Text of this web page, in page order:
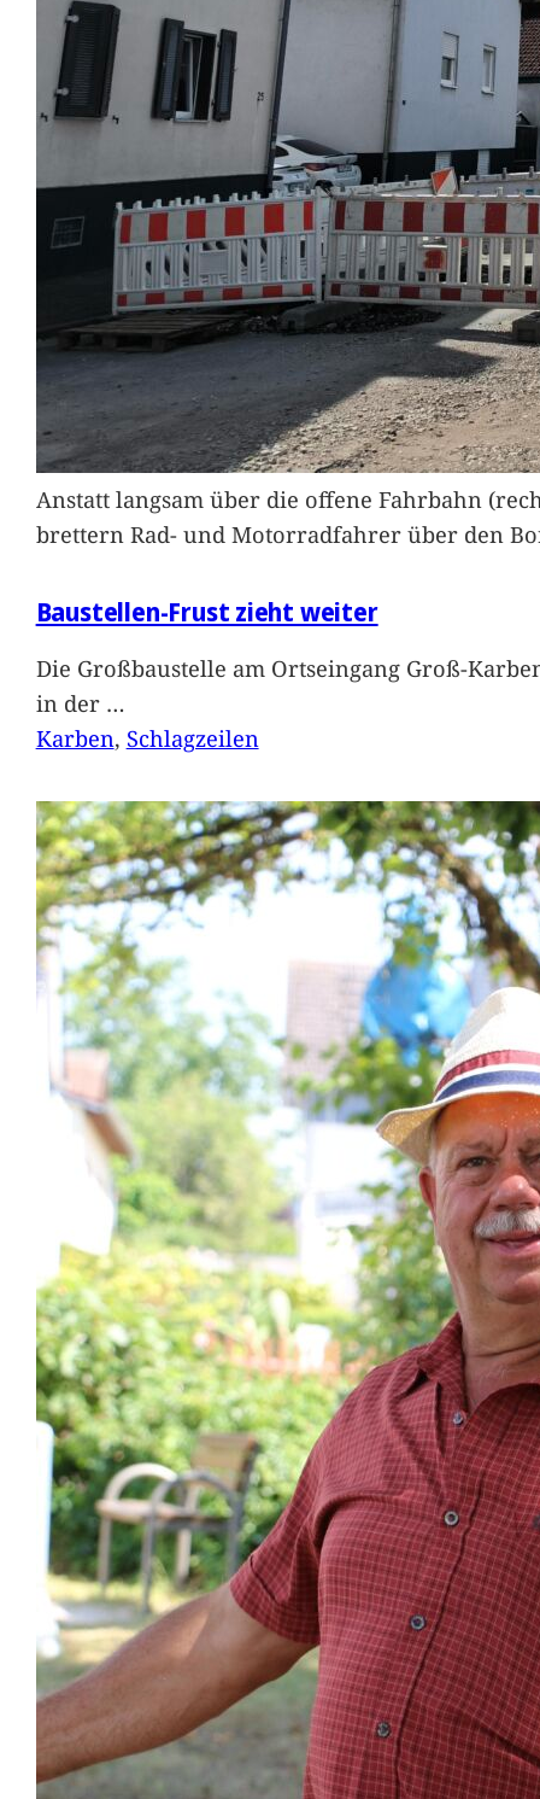
Anstatt langsam über die offene Fahrbahn
brettern Rad- und Motorradfahrer über den
Baustellen-Frust zieht weiter
Die Großbaustelle am Ortseingang Groß-
in der …
Karben, Schlagzeilen